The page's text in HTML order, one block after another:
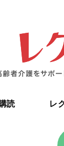
読 レ